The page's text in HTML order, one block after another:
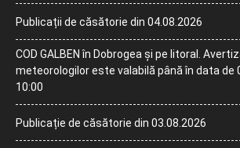
Publicații de căsătorie din 04.08.2026
COD GALBEN în Dobrogea și pe litoral.
meteorologilor este valabilă până în data de
10:00
Publicație de căsătorie din 03.08.2026